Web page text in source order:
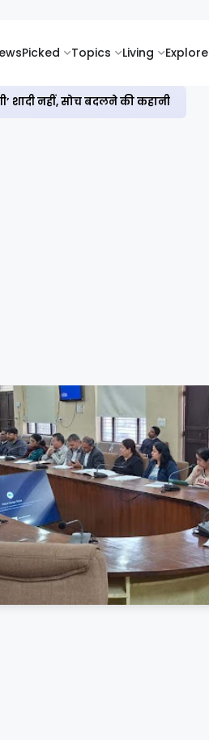
Picked Topics Living Explore
शादी नहीं, सोच बदलने की कहानी